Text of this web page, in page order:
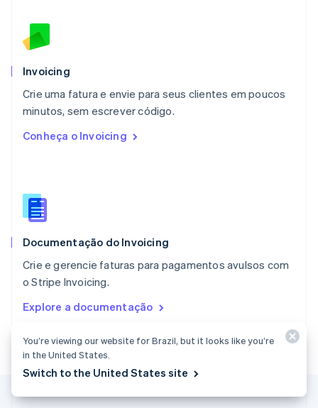
Invoicing
Crie uma fatura e envie para seus clientes em poucos
minutos, sem escrever código.
Conheça o Invoicing
Documentação do Invoicing
Crie e gerencie faturas para pagamentos avulsos com
o Stripe Invoicing.
Explore a documentação
English
México
Noruega
English
Nova Zelândia
English
NederlandsEnglish
Português
RAE de Hong Kong, China
Reino Unido
República Tcheca
English
English
English简体中文
Suécia
SvenskaEnglish
DeutschFrançaisItalianoEnglish
You’re viewing our website for Brazil, but it looks like you’re
in the United States.
Switch to the United States site